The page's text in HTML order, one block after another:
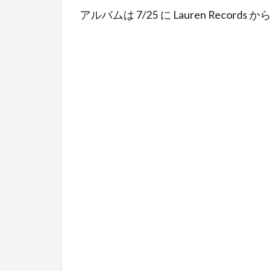
アルバムは 7/25 に Lauren Records か